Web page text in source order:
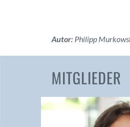
Autor: Philipp
MITGLIEDER